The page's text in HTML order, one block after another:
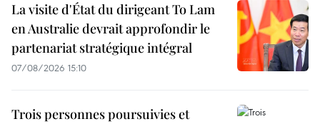
La visite d'État du dirigeant To Lam
en Australie devrait approfondir le
partenariat stratégique intégral
07/08/2026 15:10
Trois personnes poursuivies et